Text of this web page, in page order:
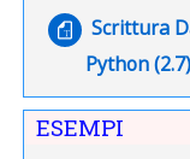
Scrittura
Python (2.7)
File
ESEMPI